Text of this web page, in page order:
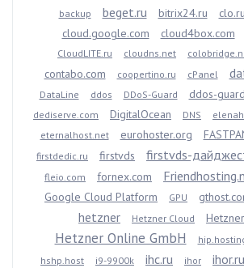
backup beget.ru bitrix24.ru clo.ru
cloud.google.com cloud4box.com
CloudLITE.ru cloudns.net
contabo.com coopertino.ru cPanel
DataLine ddos DDoS-Guard ddos-
dediserve.com
DigitalOcean DNS
eternalhost.net
eurohoster.org
firstdedic.ru
firstvds firstvds-
fleio.com fornex.com
Google Cloud Platform
GPU
hetzner Hetzner Cloud
Hetzner Online GmbH
hshp.host
i9-9900k ihc.ru ihor ihor.ru